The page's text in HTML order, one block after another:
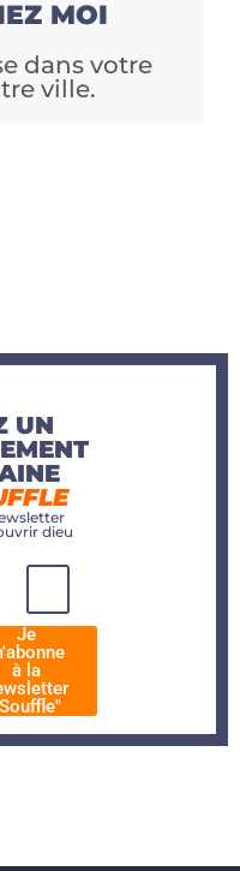
MOI
dans votre
ville.
UN
dieu
Je
à la